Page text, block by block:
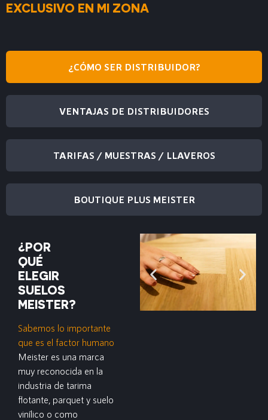
EXCLUSIVO EN MI ZONA
¿CÓMO SER DISTRIBUIDOR?
VENTAJAS DE DISTRIBUIDORES
TARIFAS / MUESTRAS / LLAVEROS
BOUTIQUE PLUS MEISTER
¿POR
QUÉ
ELEGIR
SUELOS
MEISTER?
Sabemos lo importante
que es el factor humano
Meister es una marca
muy reconocida en la
industria de tarima
flotante, parquet y suelo
vinílico o como